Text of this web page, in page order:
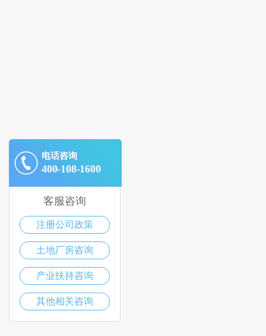
电话咨询
400-108-1600
客服咨询
注册公司政策
土地厂房咨询
产业扶持咨询
其他相关咨询